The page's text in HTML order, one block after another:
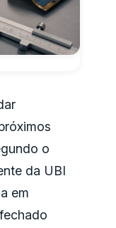
o
da UBI
em